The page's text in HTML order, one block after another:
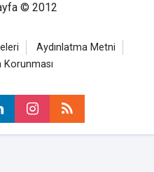
© 2012
Aydınlatma Metni
Korunması